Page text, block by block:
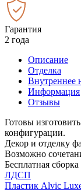
Гарантия
2 года
Описание
Отделка
Внутреннее
Информация
Отзывы
Готовы
конфигурации.
Декор и отделку
Возможно
Бесплатная
ЛДСП
Пластик Alvic